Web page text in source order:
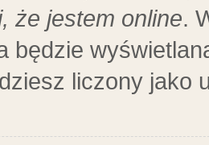
że jestem online.
będzie
liczony jako